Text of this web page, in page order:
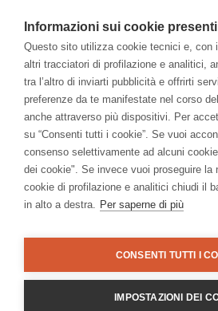
–
Con il contributo di:
Bando “Musei di Impresa
Informazioni sui cookie
Questo sito utilizza cookie tecnici e, con
altri tracciatori di profilazione e analitici,
tra l’altro di inviarti pubblicità e offrirti
preferenze da te manifestate nel corso
anche attraverso più dispositivi. Per
su “Consenti tutti i cookie”. Se vuoi
consenso selettivamente ad alcuni
dei cookie". Se invece vuoi proseguire la
cookie di profilazione e analitici chiudi il
in alto a destra. Per saperne di più
CONSENTI TUTTI I
IMPOSTAZIONI DEI